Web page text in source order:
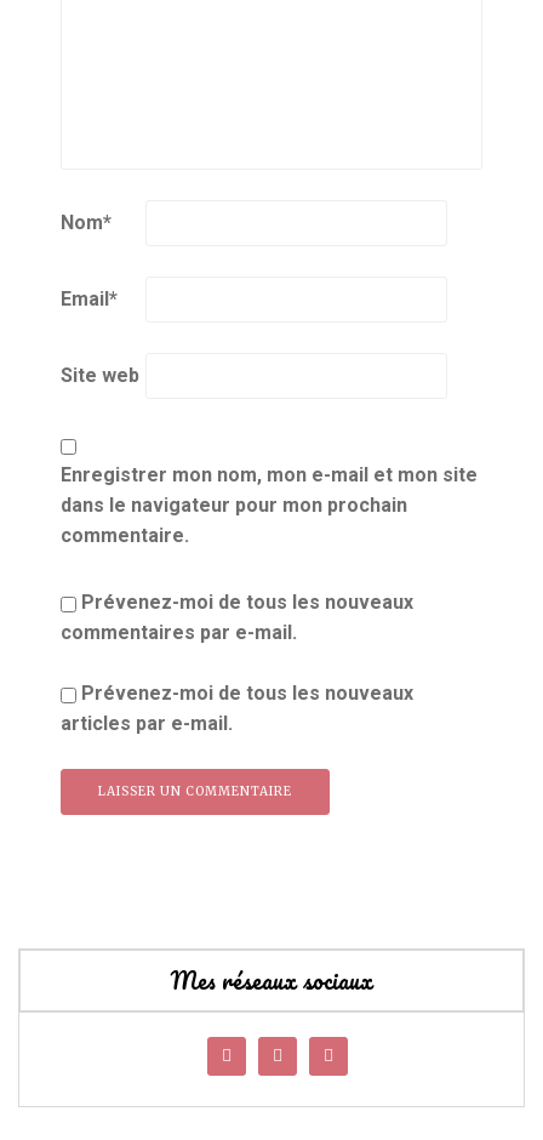
Nom*
Email*
Site web
Enregistrer mon nom, mon e-mail et mon site
dans le navigateur pour mon prochain
commentaire.
Prévenez-moi de tous les nouveaux
commentaires par e-mail.
Prévenez-moi de tous les nouveaux
articles par e-mail.
Mes réseaux sociaux